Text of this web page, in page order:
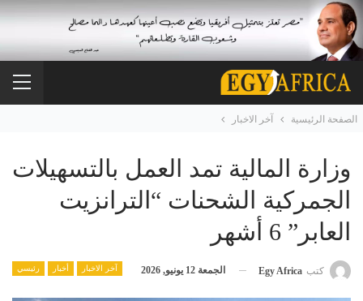
الصفحة الرئيسية آخر الاخبار
وزارة المالية تمد العمل بالتسهيلات
الجمركية الشحنات “الترانزيت
العابر” 6 أشهر
آخر الاخبار أخبار رئيسي كتب Egy Africa الجمعة 12 يونيو, 2026